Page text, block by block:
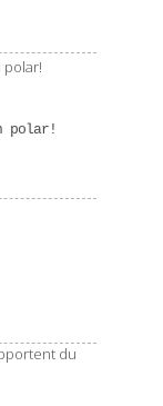
polar!